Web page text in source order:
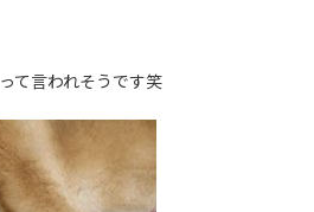
て言われそうです笑